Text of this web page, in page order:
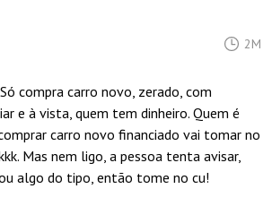
2M
compra carro novo, zerado, com
e à vista, quem tem dinheiro. Quem é
carro novo financiado vai tomar no
Mas nem ligo, a pessoa tenta avisar,
algo do tipo, então tome no cu!